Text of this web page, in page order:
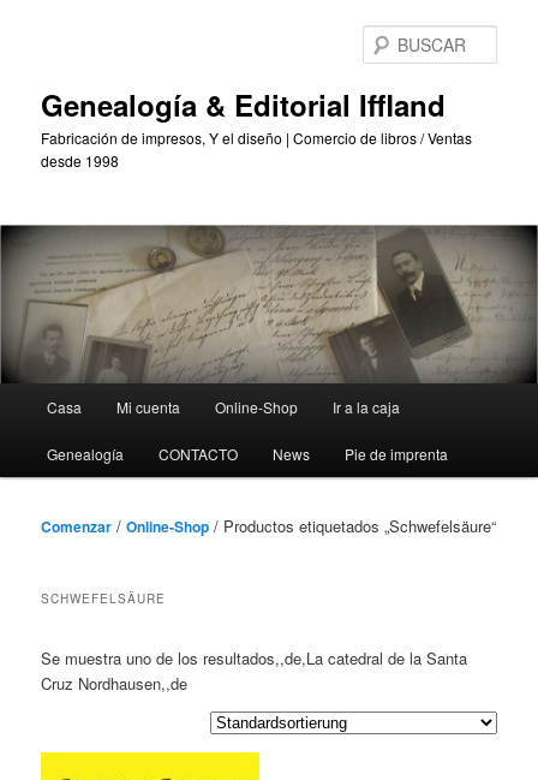
Genealogía & Editorial Iffland
Fabricación de impresos, Y el diseño | Comercio de libros / Ventas
desde 1998
Casa Mi cuenta Online-Shop Ir a la caja
Genealogía CONTACTO News Pie de imprenta
Comenzar /Online-Shop / Productos etiquetados „Schwefelsäure“
SCHWEFELSÄURE
Se muestra uno de los resultados,,de,La catedral de la Santa
Cruz Nordhausen,,de